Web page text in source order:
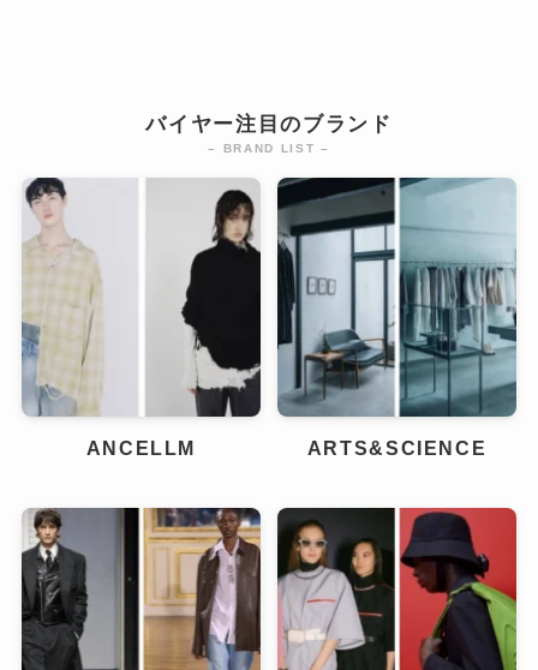
バイヤー注目のブランド
– BRAND LIST –
ANCELLM ARTS&SCIENCE